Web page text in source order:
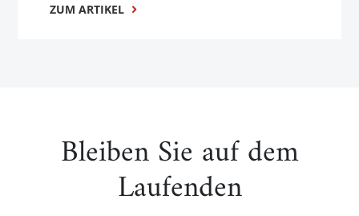
ZUM ARTIKEL
Bleiben Sie auf dem
Laufenden